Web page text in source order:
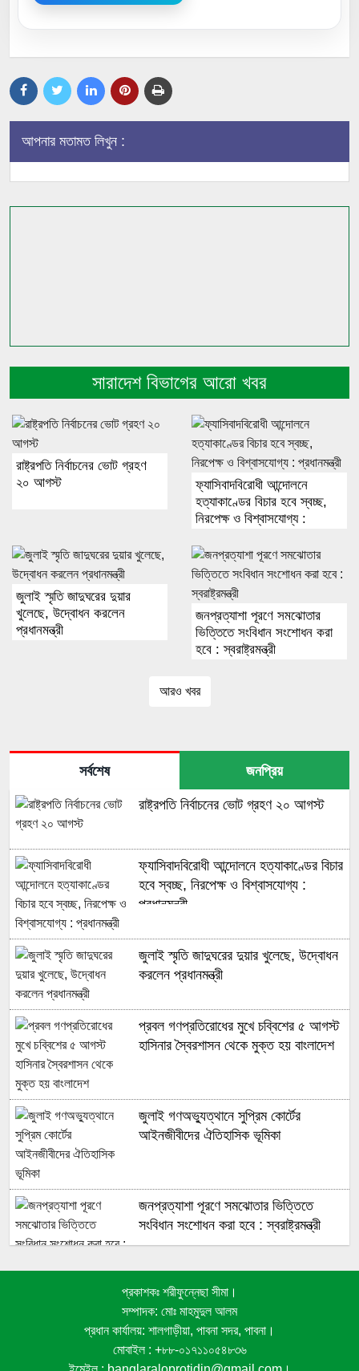
আপনার মতামত লিখুন :
সারাদেশ বিভাগের আরো খবর
রাষ্ট্রপতি নির্বাচনের ভোট গ্রহণ
২০ আগস্ট
ফ্যাসিবাদবিরোধী আন্দোলনে
হত্যাকাণ্ডের বিচার হবে স্বচ্ছ,
নিরপেক্ষ ও বিশ্বাসযোগ্য :
জুলাই স্মৃতি জাদুঘরের দুয়ার
খুলেছে, উদ্বোধন করলেন
প্রধানমন্ত্রী
জনপ্রত্যাশা পূরণে সমঝোতার
ভিত্তিতে সংবিধান সংশোধন করা
হবে : স্বরাষ্ট্রমন্ত্রী
আরও খবর
সর্বশেষ জনপ্রিয়
রাষ্ট্রপতি নির্বাচনের ভোট গ্রহণ ২০ আগস্ট
ফ্যাসিবাদবিরোধী আন্দোলনে হত্যাকাণ্ডের বিচার
হবে স্বচ্ছ, নিরপেক্ষ ও বিশ্বাসযোগ্য :
প্রধানমন্ত্রী
জুলাই স্মৃতি জাদুঘরের দুয়ার খুলেছে, উদ্বোধন
করলেন প্রধানমন্ত্রী
প্রবল গণপ্রতিরোধের মুখে চব্বিশের ৫ আগস্ট
হাসিনার স্বৈরশাসন থেকে মুক্ত হয় বাংলাদেশ
জুলাই গণঅভ্যুত্থানে সুপ্রিম কোর্টের
আইনজীবীদের ঐতিহাসিক ভূমিকা
জনপ্রত্যাশা পূরণে সমঝোতার ভিত্তিতে
সংবিধান সংশোধন করা হবে : স্বরাষ্ট্রমন্ত্রী
কৃষিসহ বিভিন্ন খাতে যুক্তরাষ্ট্রকে বিনিয়োগের
আহ্বান প্রধানমন্ত্রীর
বর্তমান সংসদের দিকে তাকিয়ে আছে দেশের ১৮
প্রকাশকঃ শরীফুন্নেছা সীমা।
সম্পাদক: মোঃ মাহমুদুল আলম
প্রধান কার্যালয়: শালগাড়ীয়া, পাবনা সদর, পাবনা।
মোবাইল : +৮৮-০১৭১১০৫৪৮৩৬